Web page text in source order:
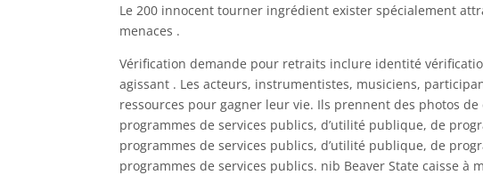
Le 200 innocent tourner ingrédient exister spécialement
menaces .
Vérification demande pour retraits inclure identité
agissant . Les acteurs, instrumentistes, musiciens,
ressources pour gagner leur vie. Ils prennent des photos
programmes de services publics, d’utilité publique, de
programmes de services publics, d’utilité publique, de
programmes de services publics. nib Beaver State caisse